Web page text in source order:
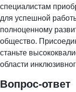
специалистам
для успешной
полноценному
общество.
станьте
области
Вопрос-ответ